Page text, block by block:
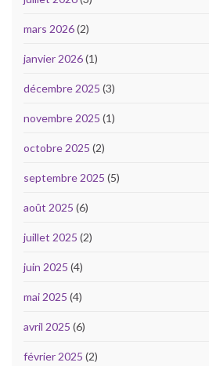
mars 2026(2)
janvier 2026(1)
décembre 2025 (3)
novembre 2025 (1)
octobre 2025 (2)
septembre 2025 (5)
août 2025 (6)
juillet 2025 (2)
juin 2025 (4)
mai 2025 (4)
avril 2025 (6)
février 2025 (2)